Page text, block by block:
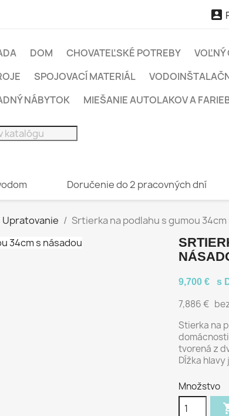

DOM CHOVATEĽSKÉ POTREBY VOĽNÝ
SPOJOVACÍ MATERIÁL
NÁBYTOK
MIEŠANIE AUTOLAKOV A
Doručenie do 2 pracovných dní
Upratovanie Srtierka na podlahu s gumou 34cm
9,700 € s
7,886 €
Stierka na
tvorená z
Dĺžka hlavy
Množstvo